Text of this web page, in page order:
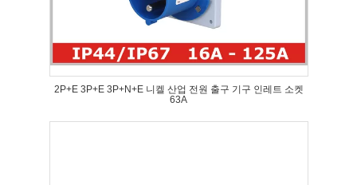
2P+E 3P+E 3P+N+E 니켈 산업 전원 출구 기구 인레트 소켓
63A